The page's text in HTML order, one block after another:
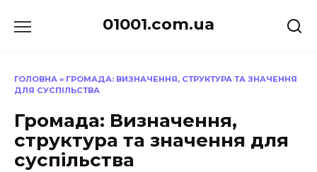
до
01001.com.ua
ГОЛОВНА » ГРОМАДА: ВИЗНАЧЕННЯ, СТРУКТУРА ТА ЗНАЧЕННЯ
ДЛЯ СУСПІЛЬСТВА
Громада: Визначення,
структура та значення для
суспільства